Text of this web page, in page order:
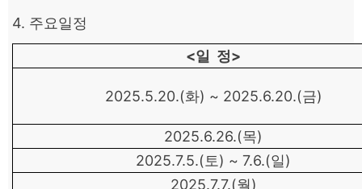
4. 주요일정
<일 정>
2025.5.20.(화) ~ 2025.6.20.(금)
2025.6.26.(목)
2025.7.5.(토) ~ 7.6.(일)
2025.7.7.(월)